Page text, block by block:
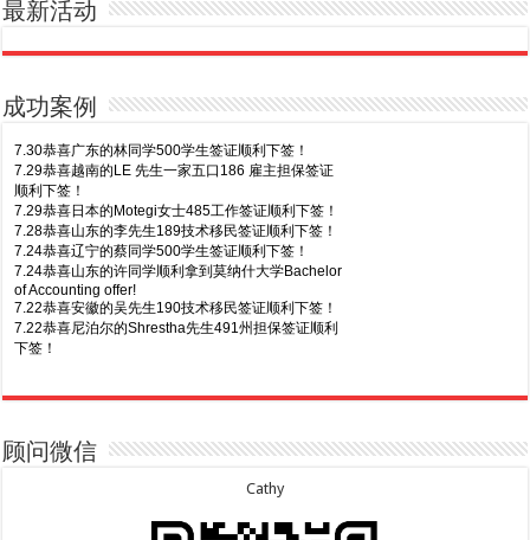
最新活动
成功案例
Business offer！
8.6恭喜江苏的谢先生600旅游签证顺利下签，三年多
7.30恭喜广东的林同学500学生签证顺利下签！
7.29恭喜越南的LE 先生一家五口186 雇主担保签证
顺利下签！
7.29恭喜日本的Motegi女士485工作签证顺利下签！
7.28恭喜山东的李先生189技术移民签证顺利下签！
7.24恭喜辽宁的蔡同学500学生签证顺利下签！
7.24恭喜山东的许同学顺利拿到莫纳什大学Bachelor
of Accounting offer!
7.22恭喜安徽的吴先生190技术移民签证顺利下签！
7.22恭喜尼泊尔的Shrestha先生491州担保签证顺利
下签！
签！
7.15恭喜江苏的曹同学500学生签证顺利下签！
7.13恭喜广东的邓同学500学生签证顺利下签！
7.9恭喜广东的喻同学500学生签证顺利下签！
顾问微信
Cathy